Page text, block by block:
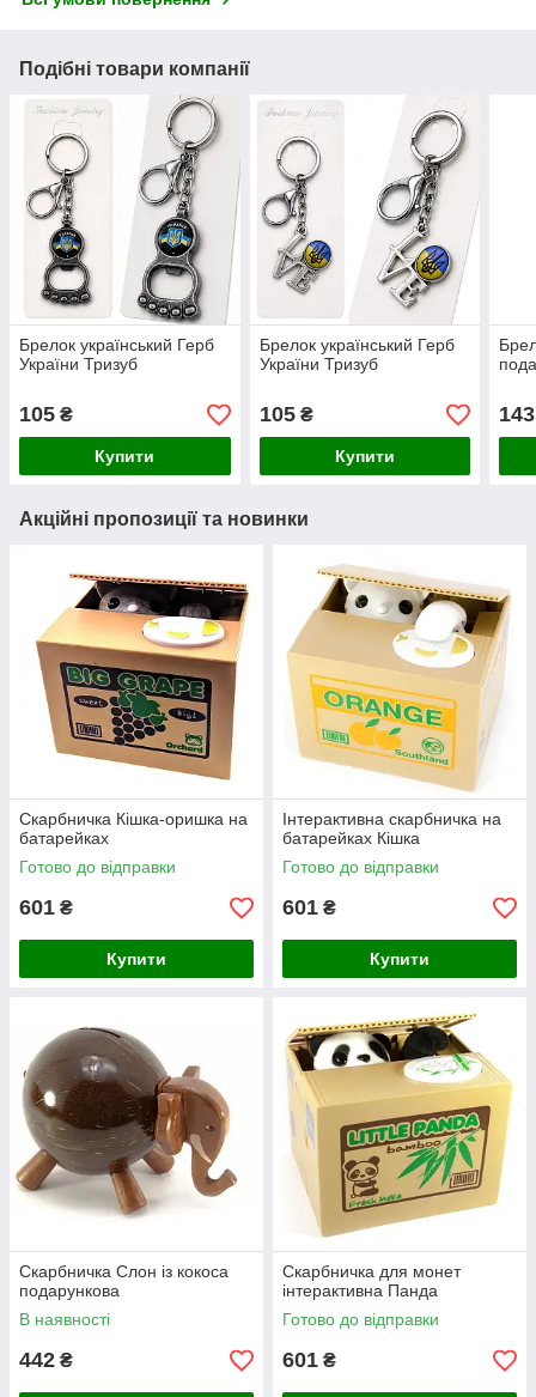
Подібні товари компанії
Брелок український Герб
України Тризуб
105 ₴
Купити
Брелок український Герб
України Тризуб
105₴
Купити
143
Акційні пропозиції та новинки
Скарбничка Кішка-оришка на
батарейках
Готово до відправки
601 ₴
Купити
Інтерактивна скарбничка на
батарейках Кішка
Готово до відправки
601 ₴
Купити
Скарбничка Слон із кокоса
подарункова
В наявності
442 ₴
Скарбничка для монет
інтерактивна Панда
Готово до відправки
601 ₴